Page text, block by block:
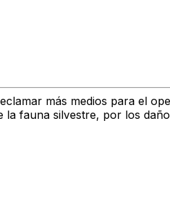
más medios para el
la fauna silvestre, por los